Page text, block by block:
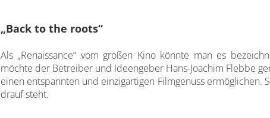
„Back to the roots“
Als „Renaissance“ vom großen Kino könnte man es
möchte der Betreiber und Ideengeber Hans-Joachim Flebbe
einen entspannten und einzigartigen Filmgenuss ermöglichen.
drauf steht.